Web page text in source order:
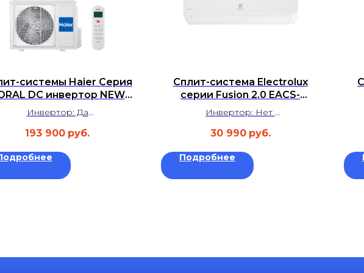
системы Haier Серия
DC инвертор NEW
1U105S2SS2FA
new
Инвертор: Да
Уровень шума: 36 дБ
Гарантия: 3 года
193 900 руб.
Сплит-система Electrolux
серии Fusion 2.0 EACS-
07HF2/N3 комплект
Инвертор: Нет
Уровень шума: 25 дБ
Гарантия: 5 лет
30 990 руб.
Подробнее